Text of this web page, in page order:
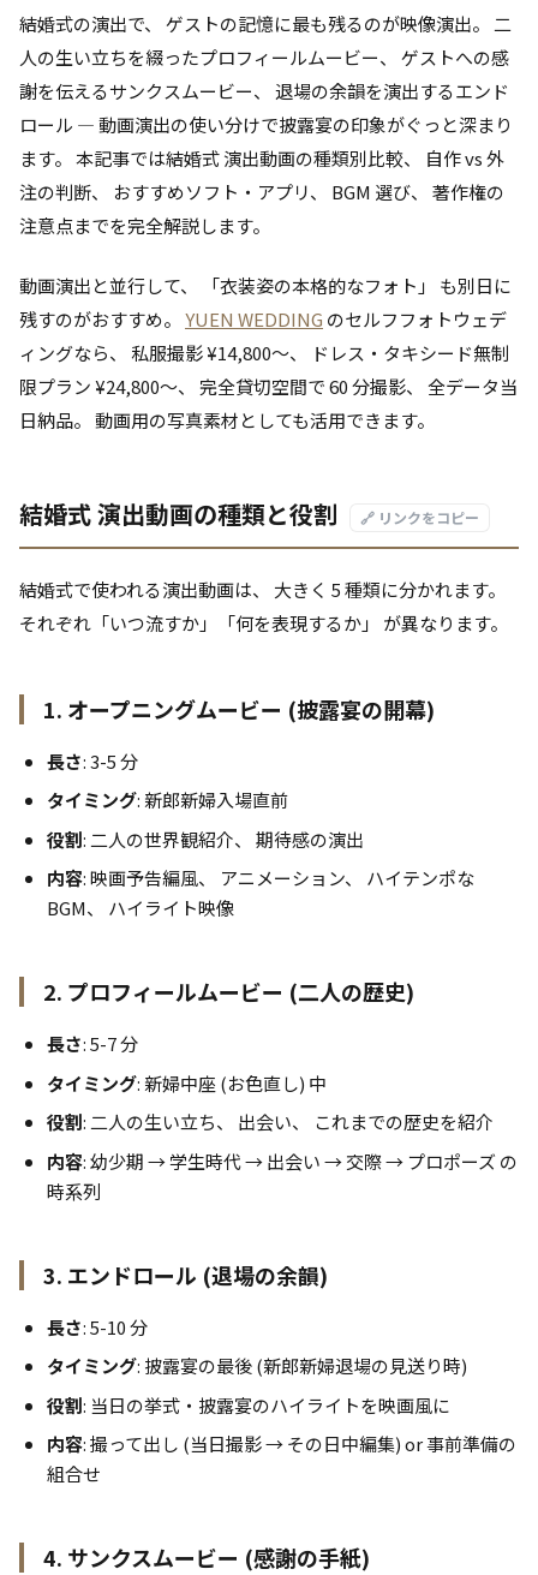
結婚式の演出で、 ゲストの記憶に最も残るのが映像演出。 二
人の生い立ちを綴ったプロフィールムービー、 ゲストへの感
謝を伝えるサンクスムービー、 退場の余韻を演出するエンド
ロール — 動画演出の使い分けで披露宴の印象がぐっと深まり
ます。 本記事では結婚式 演出動画の種類別比較、 自作 vs 外
注の判断、 おすすめソフト・アプリ、 BGM 選び、 著作権の
注意点までを完全解説します。
動画演出と並行して、 「衣装姿の本格的なフォト」 も別日に
残すのがおすすめ。 YUEN WEDDING のセルフフォトウェデ
ィングなら、 私服撮影 ¥14,800〜、 ドレス・タキシード無制
限プラン ¥24,800〜、 完全貸切空間で 60 分撮影、 全データ当
日納品。 動画用の写真素材としても活用できます。
結婚式 演出動画の種類と役割 🔗 リンクをコピー
結婚式で使われる演出動画は、 大きく 5 種類に分かれます。
それぞれ「いつ流すか」「何を表現するか」 が異なります。
1. オープニングムービー (披露宴の開幕)
長さ: 3-5 分
タイミング: 新郎新婦入場直前
役割: 二人の世界観紹介、 期待感の演出
内容: 映画予告編風、 アニメーション、 ハイテンポな
BGM、 ハイライト映像
2. プロフィールムービー (二人の歴史)
長さ: 5-7 分
タイミング: 新婦中座 (お色直し) 中
役割: 二人の生い立ち、 出会い、 これまでの歴史を紹介
内容: 幼少期 → 学生時代 → 出会い → 交際 → プロポーズ の
時系列
3. エンドロール (退場の余韻)
長さ: 5-10 分
タイミング: 披露宴の最後 (新郎新婦退場の見送り時)
役割: 当日の挙式・披露宴のハイライトを映画風に
内容: 撮って出し (当日撮影 → その日中編集) or 事前準備の
組合せ
4. サンクスムービー (感謝の手紙)